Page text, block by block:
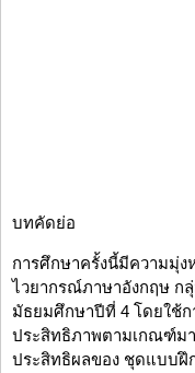
บทคัดย่อ
การศึกษาครั้งนี้มีความมุ่
ไวยากรณ์ภาษาอังกฤษ ก
มัธยมศึกษาปีที่ 4 โดยใช้
ประสิทธิภาพตามเกณฑ์ม
ประสิทธิผลของ ชุดแบบฝึ